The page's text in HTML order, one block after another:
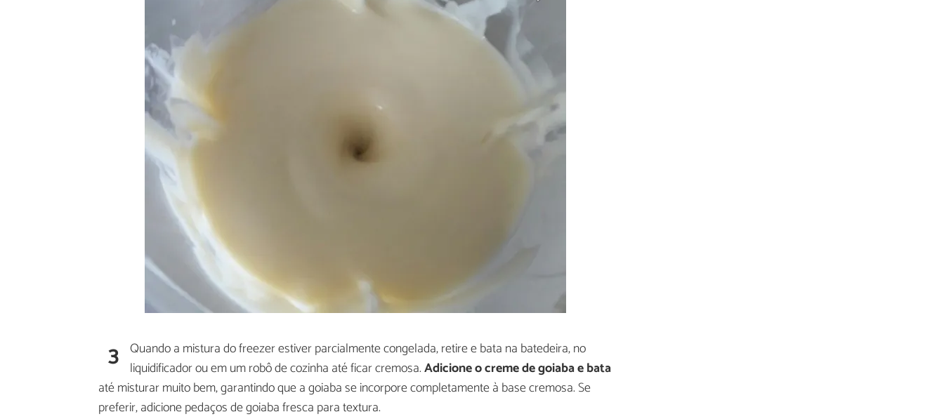
3 Quando a mistura do freezer estiver parcialmente congelada, retire e bata na batedeira, no
liquidificador ou em um robô de cozinha até ficar cremosa.Adicione o creme de goiaba e bata
até misturar muito bem, garantindo que a goiaba se incorpore completamente à base cremosa. Se
preferir, adicione pedaços de goiaba fresca para textura.